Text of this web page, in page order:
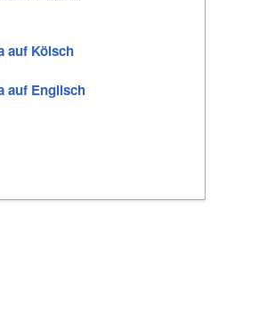
auf Kölsch
auf Englisch